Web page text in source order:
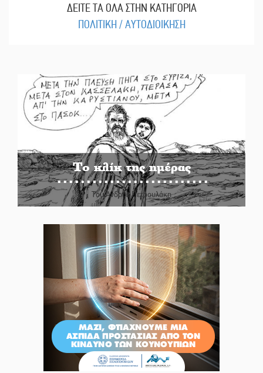
ΔΕΙΤΕ ΤΑ ΟΛΑ ΣΤΗΝ ΚΑΤΗΓΟΡΙΑ
ΠΟΛΙΤΙΚΗ / ΑΥΤΟΔΙΟΙΚΗΣΗ
Το κλίκ της ημέρας
Του Ανδρέα Πετρουλάκη